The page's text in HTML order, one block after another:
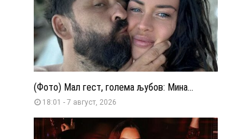
(Фото) Мал гест, голема љубов: Мина...
18:01 - 7 август, 2026